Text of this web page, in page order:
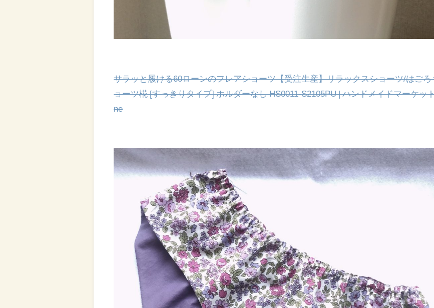
サラッと履ける60ローンのフレアショーツ【受注生産】リラックスショーツ/はごろ
ョーツ椛 [すっきりタイプ] ホルダーなし HS0011-S2105PU | ハンドメイドマーケッ
ne